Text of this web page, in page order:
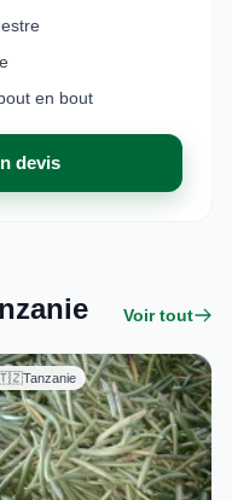
en bout
devis
Voir tout
Tanzanie